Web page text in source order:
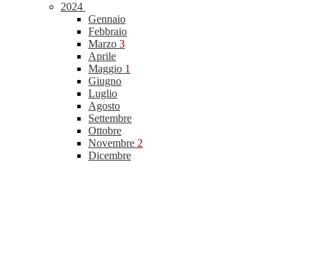
2024
Gennaio
Febbraio
Marzo 3
Aprile
Maggio 1
Giugno
Luglio
Agosto
Settembre
Ottobre
Novembre 2
Dicembre